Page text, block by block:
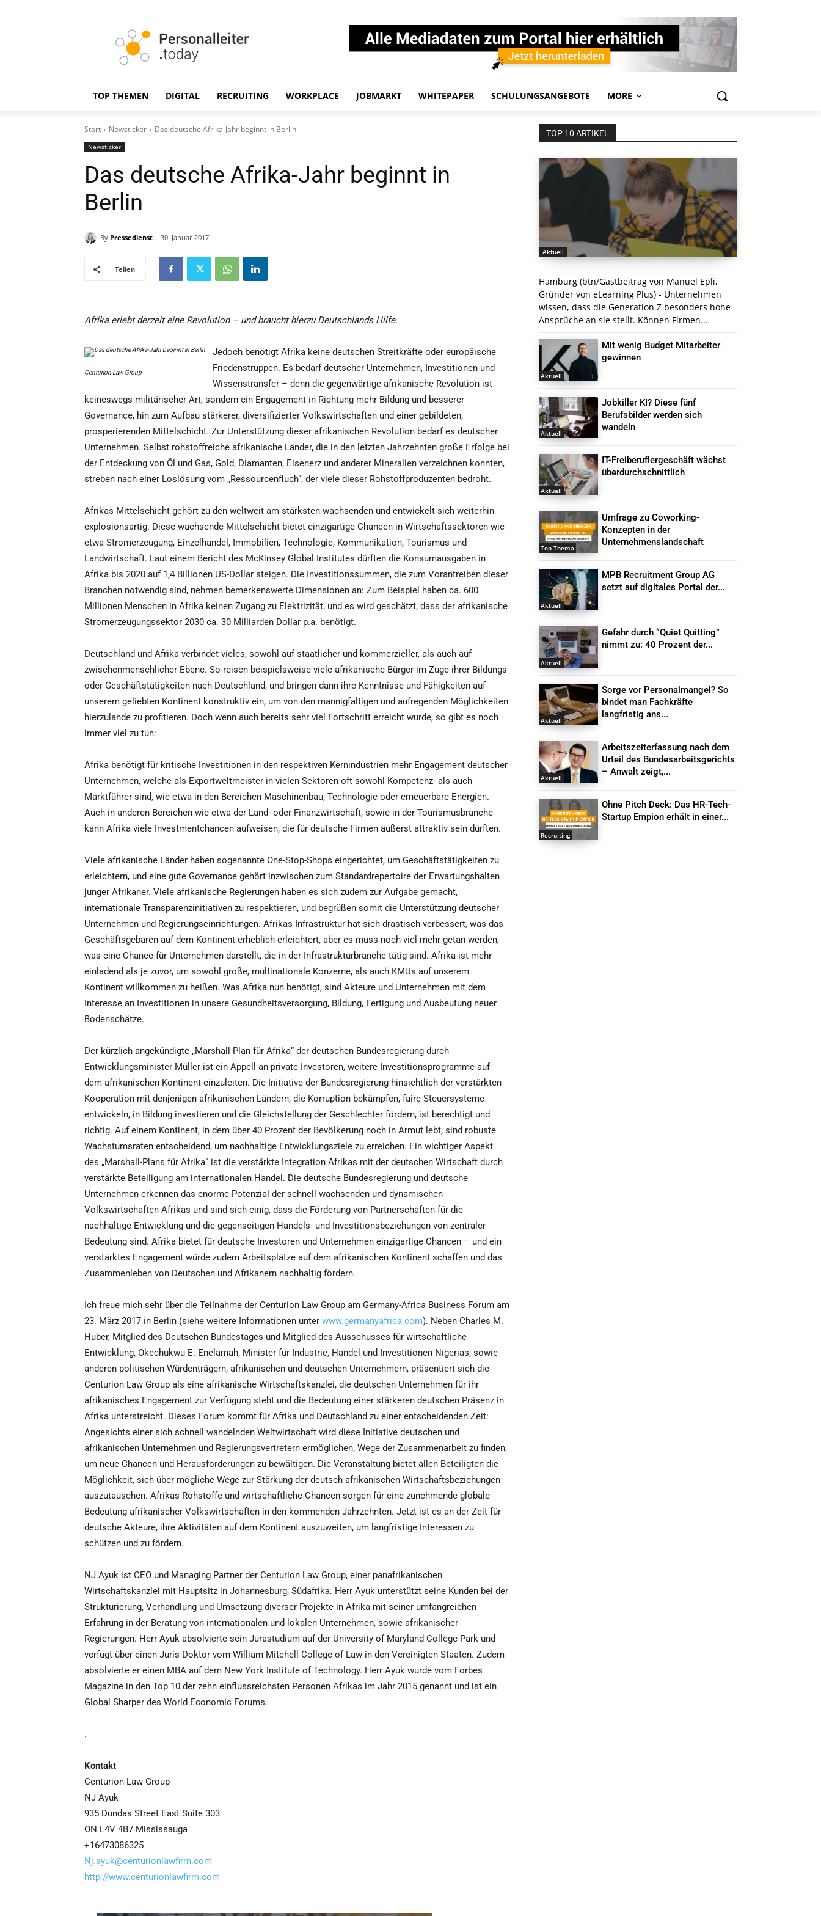
TOP THEMEN DIGITAL RECRUITING WORKPLACE JOBMARKT WHITEPAPER SCHULUNGSANGEBOTE MORE
Start Newsticker Das deutsche Afrika-Jahr beginnt in Berlin
Newsticker
Das deutsche Afrika-Jahr beginnt in
Berlin
By Pressedienst 30. Januar 2017
Teilen
Afrika erlebt derzeit eine Revolution – und braucht hierzu Deutschlands Hilfe.
Centurion Law Group
Jedoch benötigt Afrika keine deutschen Streitkräfte oder europäische
Friedenstruppen. Es bedarf deutscher Unternehmen, Investitionen und
Wissenstransfer – denn die gegenwärtige afrikanische Revolution ist
keineswegs militärischer Art, sondern ein Engagement in Richtung mehr Bildung und besserer
Governance, hin zum Aufbau stärkerer, diversifizierter Volkswirtschaften und einer gebildeten,
prosperierenden Mittelschicht. Zur Unterstützung dieser afrikanischen Revolution bedarf es deutscher
Unternehmen. Selbst rohstoffreiche afrikanische Länder, die in den letzten Jahrzehnten große Erfolge bei
der Entdeckung von Öl und Gas, Gold, Diamanten, Eisenerz und anderer Mineralien verzeichnen konnten,
streben nach einer Loslösung vom „Ressourcenfluch“, der viele dieser Rohstoffproduzenten bedroht.
Afrikas Mittelschicht gehört zu den weltweit am stärksten wachsenden und entwickelt sich weiterhin
explosionsartig. Diese wachsende Mittelschicht bietet einzigartige Chancen in Wirtschaftssektoren wie
etwa Stromerzeugung, Einzelhandel, Immobilien, Technologie, Kommunikation, Tourismus und
Landwirtschaft. Laut einem Bericht des McKinsey Global Institutes dürften die Konsumausgaben in
Afrika bis 2020 auf 1,4 Billionen US-Dollar steigen. Die Investitionssummen, die zum Vorantreiben dieser
Branchen notwendig sind, nehmen bemerkenswerte Dimensionen an: Zum Beispiel haben ca. 600
Millionen Menschen in Afrika keinen Zugang zu Elektrizität, und es wird geschätzt, dass der afrikanische
Stromerzeugungssektor 2030 ca. 30 Milliarden Dollar p.a. benötigt.
Deutschland und Afrika verbindet vieles, sowohl auf staatlicher und kommerzieller, als auch auf
zwischenmenschlicher Ebene. So reisen beispielsweise viele afrikanische Bürger im Zuge ihrer Bildungs-
oder Geschäftstätigkeiten nach Deutschland, und bringen dann ihre Kenntnisse und Fähigkeiten auf
unserem geliebten Kontinent konstruktiv ein, um von den mannigfaltigen und aufregenden Möglichkeiten
hierzulande zu profitieren. Doch wenn auch bereits sehr viel Fortschritt erreicht wurde, so gibt es noch
immer viel zu tun:
Afrika benötigt für kritische Investitionen in den respektiven Kernindustrien mehr Engagement deutscher
Unternehmen, welche als Exportweltmeister in vielen Sektoren oft sowohl Kompetenz- als auch
Marktführer sind, wie etwa in den Bereichen Maschinenbau, Technologie oder erneuerbare Energien.
Auch in anderen Bereichen wie etwa der Land- oder Finanzwirtschaft, sowie in der Tourismusbranche
kann Afrika viele Investmentchancen aufweisen, die für deutsche Firmen äußerst attraktiv sein dürften.
Viele afrikanische Länder haben sogenannte One-Stop-Shops eingerichtet, um Geschäftstätigkeiten zu
erleichtern, und eine gute Governance gehört inzwischen zum Standardrepertoire der Erwartungshalten
junger Afrikaner. Viele afrikanische Regierungen haben es sich zudem zur Aufgabe gemacht,
internationale Transparenzinitiativen zu respektieren, und begrüßen somit die Unterstützung deutscher
Unternehmen und Regierungseinrichtungen. Afrikas Infrastruktur hat sich drastisch verbessert, was das
Geschäftsgebaren auf dem Kontinent erheblich erleichtert, aber es muss noch viel mehr getan werden,
was eine Chance für Unternehmen darstellt, die in der Infrastrukturbranche tätig sind. Afrika ist mehr
einladend als je zuvor, um sowohl große, multinationale Konzerne, als auch KMUs auf unserem
Kontinent willkommen zu heißen. Was Afrika nun benötigt, sind Akteure und Unternehmen mit dem
Interesse an Investitionen in unsere Gesundheitsversorgung, Bildung, Fertigung und Ausbeutung neuer
Bodenschätze.
Der kürzlich angekündigte „Marshall-Plan für Afrika“ der deutschen Bundesregierung durch
Entwicklungsminister Müller ist ein Appell an private Investoren, weitere Investitionsprogramme auf
dem afrikanischen Kontinent einzuleiten. Die Initiative der Bundesregierung hinsichtlich der verstärkten
Kooperation mit denjenigen afrikanischen Ländern, die Korruption bekämpfen, faire Steuersysteme
entwickeln, in Bildung investieren und die Gleichstellung der Geschlechter fördern, ist berechtigt und
richtig. Auf einem Kontinent, in dem über 40 Prozent der Bevölkerung noch in Armut lebt, sind robuste
Wachstumsraten entscheidend, um nachhaltige Entwicklungsziele zu erreichen. Ein wichtiger Aspekt
des „Marshall-Plans für Afrika“ ist die verstärkte Integration Afrikas mit der deutschen Wirtschaft durch
verstärkte Beteiligung am internationalen Handel. Die deutsche Bundesregierung und deutsche
Unternehmen erkennen das enorme Potenzial der schnell wachsenden und dynamischen
Volkswirtschaften Afrikas und sind sich einig, dass die Förderung von Partnerschaften für die
nachhaltige Entwicklung und die gegenseitigen Handels- und Investitionsbeziehungen von zentraler
Bedeutung sind. Afrika bietet für deutsche Investoren und Unternehmen einzigartige Chancen – und ein
verstärktes Engagement würde zudem Arbeitsplätze auf dem afrikanischen Kontinent schaffen und das
Zusammenleben von Deutschen und Afrikanern nachhaltig fördern.
Ich freue mich sehr über die Teilnahme der Centurion Law Group am Germany-Africa Business Forum am
23. März 2017 in Berlin (siehe weitere Informationen unter www.germanyafrica.com). Neben Charles M.
Huber, Mitglied des Deutschen Bundestages und Mitglied des Ausschusses für wirtschaftliche
Entwicklung, Okechukwu E. Enelamah, Minister für Industrie, Handel und Investitionen Nigerias, sowie
anderen politischen Würdenträgern, afrikanischen und deutschen Unternehmern, präsentiert sich die
Centurion Law Group als eine afrikanische Wirtschaftskanzlei, die deutschen Unternehmen für ihr
afrikanisches Engagement zur Verfügung steht und die Bedeutung einer stärkeren deutschen Präsenz in
Afrika unterstreicht. Dieses Forum kommt für Afrika und Deutschland zu einer entscheidenden Zeit:
Angesichts einer sich schnell wandelnden Weltwirtschaft wird diese Initiative deutschen und
afrikanischen Unternehmen und Regierungsvertretern ermöglichen, Wege der Zusammenarbeit zu finden,
um neue Chancen und Herausforderungen zu bewältigen. Die Veranstaltung bietet allen Beteiligten die
Möglichkeit, sich über mögliche Wege zur Stärkung der deutsch-afrikanischen Wirtschaftsbeziehungen
auszutauschen. Afrikas Rohstoffe und wirtschaftliche Chancen sorgen für eine zunehmende globale
Bedeutung afrikanischer Volkswirtschaften in den kommenden Jahrzehnten. Jetzt ist es an der Zeit für
deutsche Akteure, ihre Aktivitäten auf dem Kontinent auszuweiten, um langfristige Interessen zu
schützen und zu fördern.
NJ Ayuk ist CEO und Managing Partner der Centurion Law Group, einer panafrikanischen
Wirtschaftskanzlei mit Hauptsitz in Johannesburg, Südafrika. Herr Ayuk unterstützt seine Kunden bei der
Strukturierung, Verhandlung und Umsetzung diverser Projekte in Afrika mit seiner umfangreichen
Erfahrung in der Beratung von internationalen und lokalen Unternehmen, sowie afrikanischer
Regierungen. Herr Ayuk absolvierte sein Jurastudium auf der University of Maryland College Park und
verfügt über einen Juris Doktor vom William Mitchell College of Law in den Vereinigten Staaten. Zudem
absolvierte er einen MBA auf dem New York Institute of Technology. Herr Ayuk wurde vom Forbes
Magazine in den Top 10 der zehn einflussreichsten Personen Afrikas im Jahr 2015 genannt und ist ein
Global Sharper des World Economic Forums.
.
Kontakt
Centurion Law Group
NJ Ayuk
935 Dundas Street East Suite 303
ON L4V 4B7 Mississauga
+16473086325
Nj.ayuk@centurionlawfirm.com
http://www.centurionlawfirm.com
TOP 10 ARTIKEL
Aktuell
Hamburg (btn/Gastbeitrag von Manuel Epli,
Gründer von eLearning Plus) - Unternehmen
wissen, dass die Generation Z besonders hohe
Ansprüche an sie stellt. Können Firmen...
Aktuell
Mit wenig Budget Mitarbeiter
gewinnen
Aktuell
Jobkiller KI? Diese fünf
Berufsbilder werden sich
wandeln
Aktuell
IT-Freiberuflergeschäft wächst
überdurchschnittlich
Top Thema
Umfrage zu Coworking-
Konzepten in der
Unternehmenslandschaft
Aktuell
MPB Recruitment Group AG
setzt auf digitales Portal der...
Aktuell
Gefahr durch “Quiet Quitting”
nimmt zu: 40 Prozent der...
Aktuell
Sorge vor Personalmangel? So
bindet man Fachkräfte
langfristig ans...
Aktuell
Arbeitszeiterfassung nach dem
Urteil des Bundesarbeitsgerichts
– Anwalt zeigt,...
Recruiting
Ohne Pitch Deck: Das HR-Tech-
Startup Empion erhält in einer...